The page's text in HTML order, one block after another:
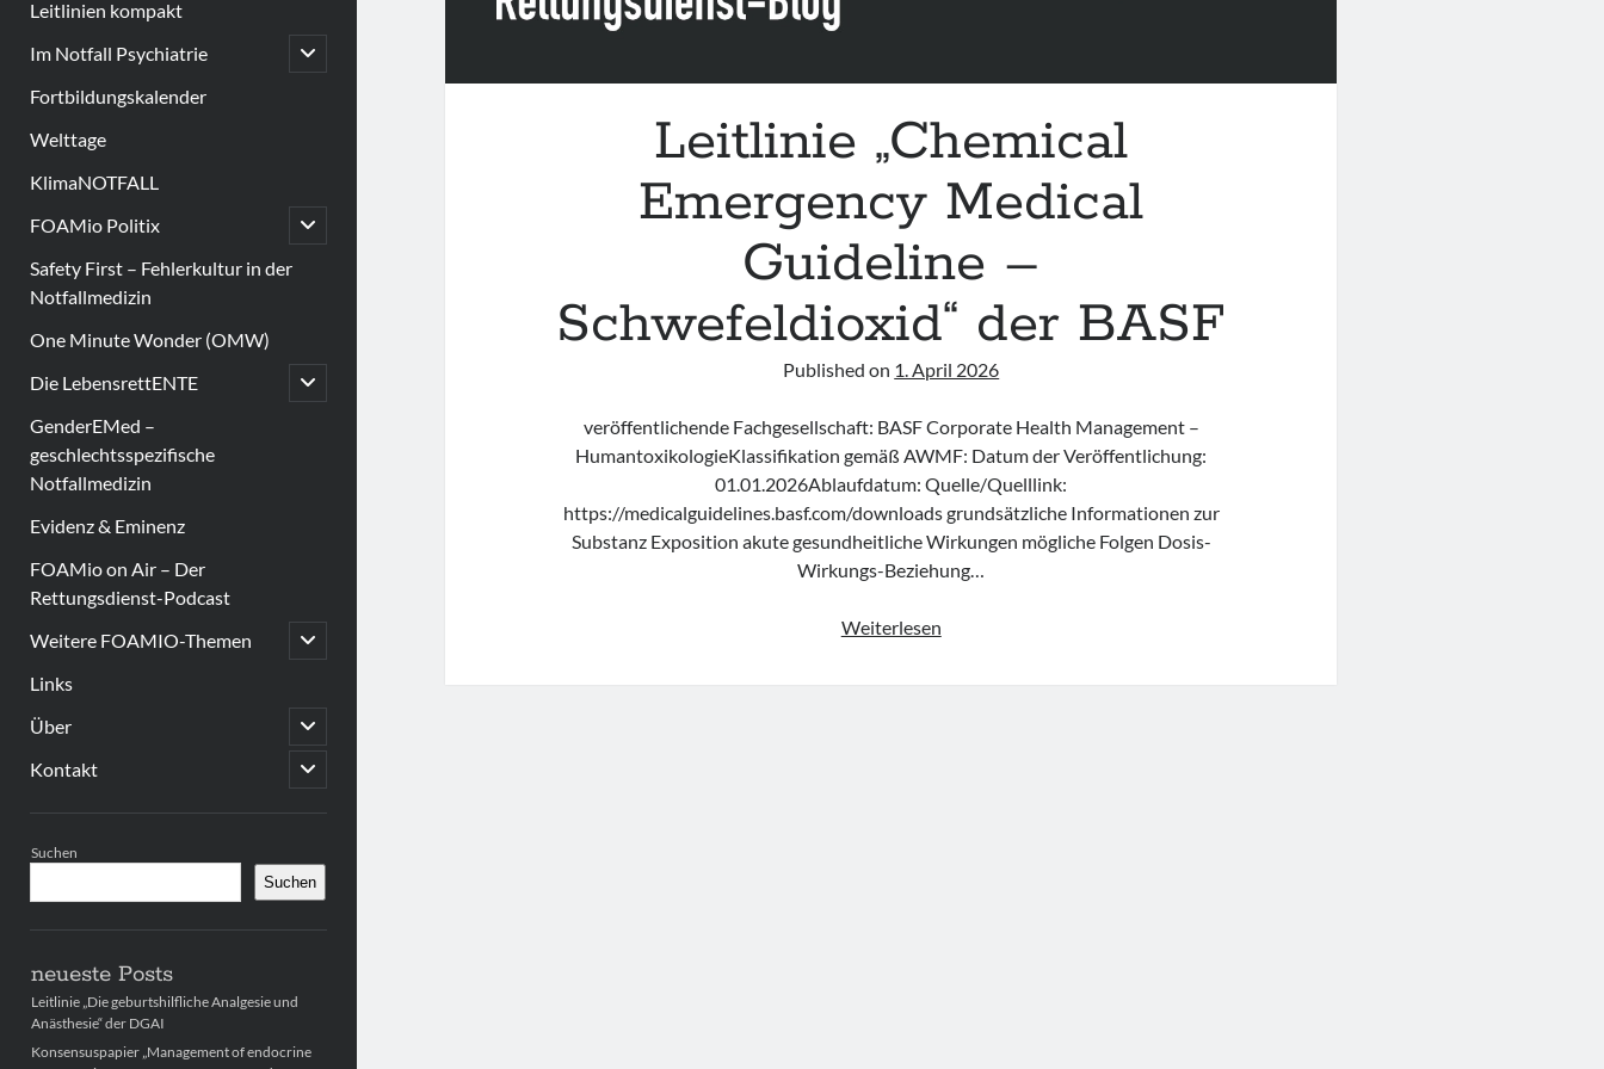
Leitlinien kompakt
Im Notfall Psychiatrie
open
child
Fortbildungskalender
Welttage
KlimaNOTFALL
FOAMio Politix
open
child
Safety First – Fehlerkultur in der
Notfallmedizin
One Minute Wonder (OMW)
Die LebensrettENTE
open
child
GenderEMed –
geschlechtsspezifische
Notfallmedizin
Evidenz & Eminenz
FOAMio on Air – Der
Rettungsdienst-Podcast
Weitere FOAMIO-Themen
open
child
Links
Über
open
child
menu
Kontakt
open
child
Suchen
Suchen
neueste Posts
Leitlinie „Die geburtshilfliche Analgesie und
Anästhesie“ der DGAI
Konsensuspapier „Management of endocrine
Leitlinie „Chemical
Emergency Medical
Guideline –
Schwefeldioxid“ der BASF
Published on 1. April 2026
veröffentlichende Fachgesellschaft: BASF Corporate Health Management –
HumantoxikologieKlassifikation gemäß AWMF: Datum der Veröffentlichung:
01.01.2026Ablaufdatum: Quelle/Quelllink:
https://medicalguidelines.basf.com/downloads grundsätzliche Informationen zur
Substanz Exposition akute gesundheitliche Wirkungen mögliche Folgen Dosis-
Wirkungs-Beziehung…
WeiterlesenLeitlinie